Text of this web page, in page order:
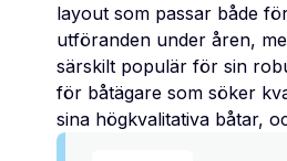
layout som passar både
utföranden under åren,
särskilt populär för sin
för båtägare som söker
sina högkvalitativa båtar,